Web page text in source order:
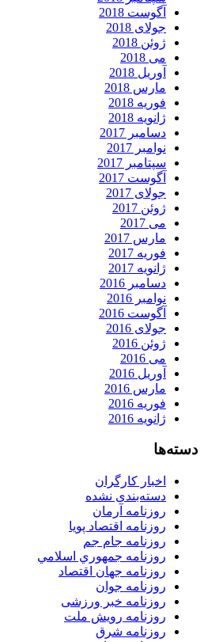
آگوست 2018
جولای 2018
ژوئن 2018
می 2018
آوریل 2018
مارس 2018
فوریه 2018
ژانویه 2018
دسامبر 2017
نوامبر 2017
سپتامبر 2017
آگوست 2017
جولای 2017
ژوئن 2017
می 2017
مارس 2017
فوریه 2017
ژانویه 2017
دسامبر 2016
نوامبر 2016
آگوست 2016
جولای 2016
ژوئن 2016
می 2016
آوریل 2016
مارس 2016
فوریه 2016
ژانویه 2016
دسته‌ها
اخبار کارگران
دسته‌بندی نشده
روزنامه آرمان
روزنامه اقتصاد پویا
روزنامه جام جم
روزنامه جمهوري اسلامي
روزنامه جهان اقتصاد
روزنامه جوان
روزنامه خبر ورزشى
روزنامه رویش ملت
روزنامه شرق